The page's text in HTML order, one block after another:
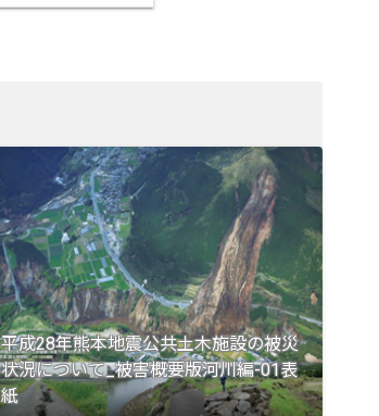
平成28年熊本地震公共土木施設の被災
状況について_被害概要版河川編-01表
紙